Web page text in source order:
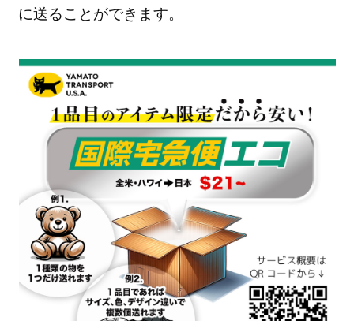
に送ることができます。